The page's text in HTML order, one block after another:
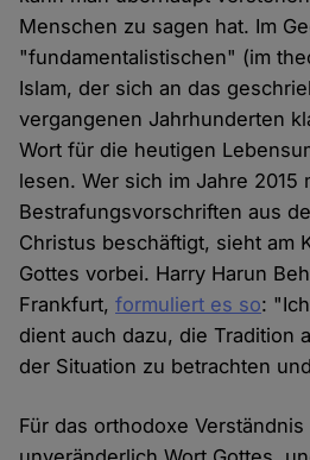
Menschen zu sagen hat. Im
"fundamentalistischen" (im
Islam, der sich an das
vergangenen Jahrhunderten
Wort für die heutigen
lesen. Wer sich im Jahre 2015
Bestrafungsvorschriften aus
Christus beschäftigt, sieht am
Gottes vorbei. Harry Harun
Frankfurt,formuliert es so:
dient auch dazu, die Tradition
der Situation zu betrachten
Für das orthodoxe